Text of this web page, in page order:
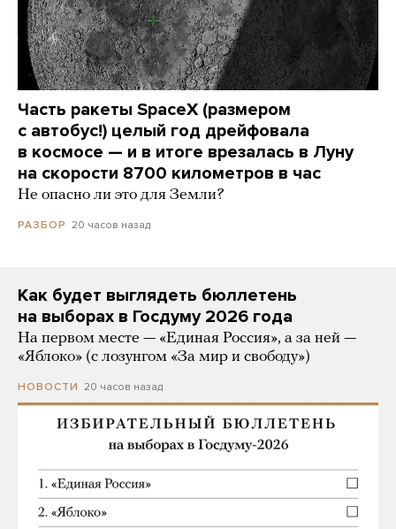
Часть ракеты SpaceX (размером
с автобус!) целый год дрейфовала
в космосе — и в итоге врезалась в Луну
на скорости 8700 километров в час
Не опасно ли это для Земли?
РАЗБОР 20 часов назад
Как будет выглядеть бюллетень
на выборах в Госдуму 2026 года
На первом месте — «Единая Россия», а за ней —
«Яблоко» (с лозунгом «За мир и свободу»)
НОВОСТИ 20 часов назад